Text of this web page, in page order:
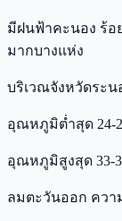
มีฝนฟ้าคะนอง ร้อ
มากบางแห่ง
บริเวณจังหวัดระน
อุณหภูมิต่ำสุด 24-
อุณหภูมิสูงสุด 33-
ลมตะวันออก ควา